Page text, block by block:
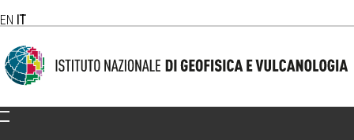
EN IT